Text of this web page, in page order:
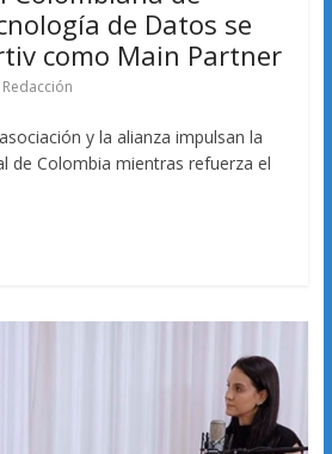
de Datos se
como Main Partner
Redacción
y la alianza impulsan la
de Colombia mientras refuerza el